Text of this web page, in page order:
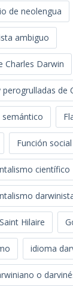
de neolengua
ambiguo
Charles Darwin
perogrulladas de
Función
científico
Hilaire
idioma
o